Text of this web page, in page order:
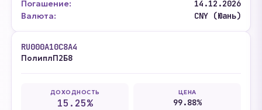
Погашение:
14.12.2026
Валюта:
CNY (Юань)
RU000A10C8A4
ПолиплП2Б8
ДОХОДНОСТЬ
15.25%
ЦЕНА
99.88%